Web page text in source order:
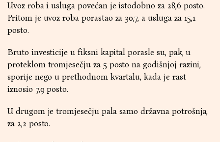
Uvoz roba i usluga povećan je istodobno za 28,6 posto.
Pritom je uvoz roba porastao za 30,7, a usluga za 15,1
posto.
Bruto investicije u fiksni kapital porasle su, pak, u
proteklom tromjesečju za 5 posto na godišnjoj razini,
sporije nego u prethodnom kvartalu, kada je rast
iznosio 7,9 posto.
U drugom je tromjesečju pala samo državna potrošnja,
za 2,2 posto.